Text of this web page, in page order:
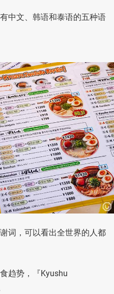
中文、韩语和泰语的五种语
词，可以看出全世界的人都
趋势，『Kyushu